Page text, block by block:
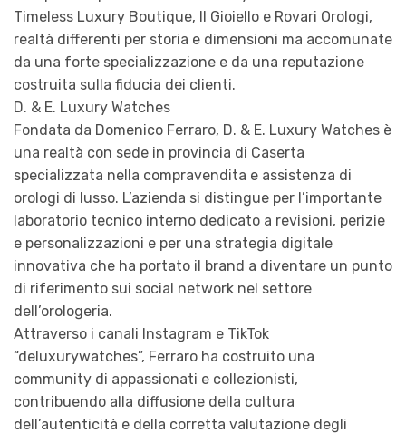
Timeless Luxury Boutique, Il Gioiello e Rovari Orologi,
realtà differenti per storia e dimensioni ma accomunate
da una forte specializzazione e da una reputazione
costruita sulla fiducia dei clienti.
D. & E. Luxury Watches
Fondata da Domenico Ferraro, D. & E. Luxury Watches è
una realtà con sede in provincia di Caserta
specializzata nella compravendita e assistenza di
orologi di lusso. L’azienda si distingue per l’importante
laboratorio tecnico interno dedicato a revisioni, perizie
e personalizzazioni e per una strategia digitale
innovativa che ha portato il brand a diventare un punto
di riferimento sui social network nel settore
dell’orologeria.
Attraverso i canali Instagram e TikTok
“deluxurywatches”, Ferraro ha costruito una
community di appassionati e collezionisti,
contribuendo alla diffusione della cultura
dell’autenticità e della corretta valutazione degli